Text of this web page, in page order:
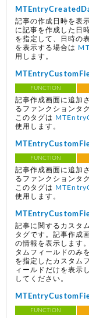
記事の作成日時を表
に記事を作成した日
を指定して、日時の
を表示する場合は
用します。
FUNCTION
記事作成画面に追加
るファンクションタ
このタグは
使用します。
FUNCTION
記事作成画面に追加
るファンクションタ
このタグは
使用します。
記事に関するカスタ
タグです。記事作成
の情報を表示します
タムフィールドのみ
を指定したカスタム
ィールドだけを表示
してください。
FUNCTION